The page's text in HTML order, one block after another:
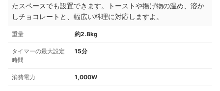
たスペースでも設置できます。トーストや揚げ物の温め、溶か
しチョコレートと、幅広い料理に対応しますよ。
重量 約2.8kg
タイマーの最大設定
時間
15分
消費電力 1,000W